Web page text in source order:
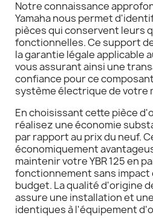
Notre connaissance
Yamaha nous permet
pièces qui conservent leurs
fonctionnelles. Ce support
la garantie légale applicable
vous assurant ainsi une
confiance pour ce
système électrique de votre
En choisissant cette pièce
réalisez une économie
par rapport au prix du neuf.
économiquement
maintenir votre YBR 125 en
fonctionnement sans
budget. La qualité d'origine
assure une installation et
identiques à l'équipement